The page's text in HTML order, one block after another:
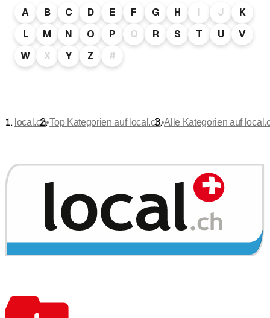
A B C D E F G H I J
K
L
M N O P Q R S T U
V
W
X Y Z #
local.ch•Top Kategorien auf local.ch•Alle Kategorien auf